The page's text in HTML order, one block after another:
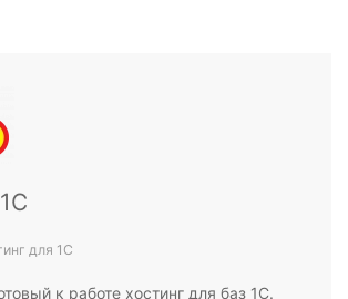
для 1С
к работе хостинг для баз 1С.